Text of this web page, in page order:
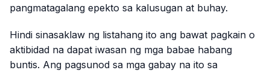
pangmatagalang epekto sa kalusugan at buhay.
Hindi sinasaklaw ng listahang ito ang bawat pagkain o
aktibidad na dapat iwasan ng mga babae habang
buntis. Ang pagsunod sa mga gabay na ito sa